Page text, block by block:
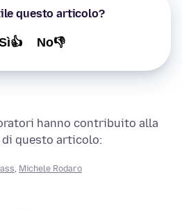
questo articolo?
No👎
hanno contribuito alla
questo articolo:
, Michele Rodaro